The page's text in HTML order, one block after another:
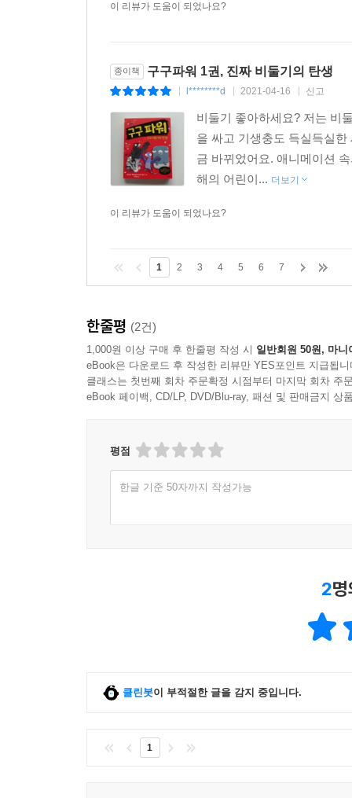
이 리뷰가 도움이 되었나요?
종이책 구구파워 1권, 진짜 비둘기의 탄생
l********d 2021-04-16 신고
비둘기 좋아하세요? 저는 비
을 싸고 기생충도 득실득실
금 바뀌었어요. 애니메이션
해의 어린이... 더보기
이 리뷰가 도움이 되었나요?
1 2 3 4 5 6 7
한줄평 (2건)
1,000원 이상 구매 후 한줄평 작성 시 일반회원 50원, 마니
eBook은 다운로드 후 작성한 리뷰만 YES포인트 지급됩니
클래스는 첫번째 회차 주문확정 시점부터 마지막 회차 주
eBook 페이백, CD/LP, DVD/Blu-ray, 패션 및 판매금지 상
평점
한글 기준 50자까지 작성가능
2
클린봇이 부적절한 글을 감지 중입니다.
1